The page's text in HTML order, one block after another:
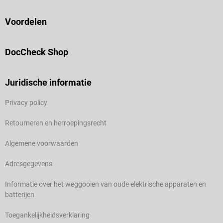
Voordelen
DocCheck Shop
Juridische informatie
Privacy policy
Retourneren en herroepingsrecht
Algemene voorwaarden
Adresgegevens
Informatie over het weggooien van oude elektrische apparaten en
batterijen
Toegankelijkheidsverklaring